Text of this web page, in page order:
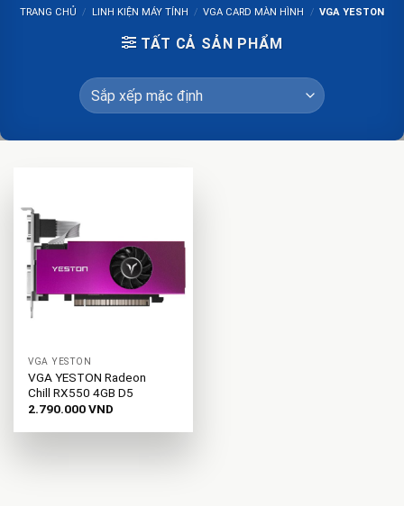
TRANG CHỦ / LINH KIỆN MÁY TÍNH / VGA CARD MÀN HÌNH / VGA YESTON
TẤT CẢ SẢN PHẨM
VGA YESTON
VGA YESTON Radeon
Chill RX550 4GB D5
2.790.000VND